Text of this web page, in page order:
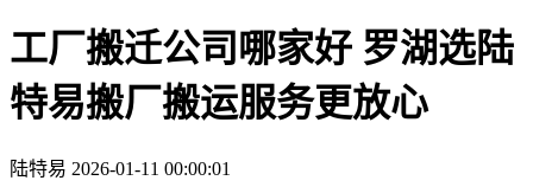
工厂搬迁公司哪家好 罗湖选陆
特易搬厂搬运服务更放心
陆特易 2026-01-11 00:00:01